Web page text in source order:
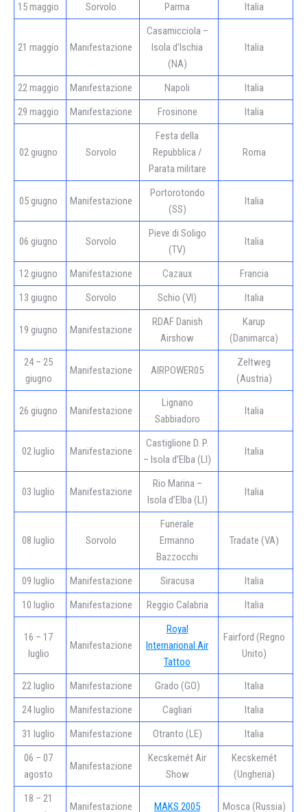
15 maggio
Sorvolo Parma Italia
21 maggio Manifestazione
Casamicciola –
Isola d’Ischia
(NA)
Italia
22 maggio Manifestazione Napoli
Italia
29 maggio
Manifestazione Frosinone Italia
02 giugno Sorvolo
Festa della
Repubblica /
Parata militare
Roma
05 giugno Manifestazione
Portorotondo
(SS)
Italia
06 giugno Sorvolo
Pieve di Soligo
(TV)
Italia
12 giugno Manifestazione Cazaux
Francia
13 giugno
Sorvolo Schio (VI) Italia
19 giugno Manifestazione
RDAF Danish
Airshow
Karup
(Danimarca)
24 – 25
giugno
Manifestazione AIRPOWER05
Zeltweg
(Austria)
26 giugno Manifestazione
Lignano
Sabbiadoro
Italia
02 luglio Manifestazione
Castiglione D. P.
– Isola d’Elba (LI)
Italia
03 luglio Manifestazione
Rio Marina –
Isola d’Elba (LI)
Italia
08 luglio Sorvolo
Funerale
Ermanno
Bazzocchi
Tradate (VA)
09 luglio Manifestazione Siracusa
Italia
10 luglio
Manifestazione Reggio Calabria Italia
16 – 17
luglio
Manifestazione
Royal
Internarional Air
Tattoo
Fairford (Regno
Unito)
22 luglio Manifestazione Grado (GO)
Italia
24 luglio
Manifestazione Cagliari
Italia
31 luglio
Manifestazione Otranto (LE)
Italia
06 – 07
agosto
Manifestazione
Kecskemét Air
Show
Kecskemét
(Ungheria)
18 – 21
Manifestazione MAKS 2005 Mosca (Russia)